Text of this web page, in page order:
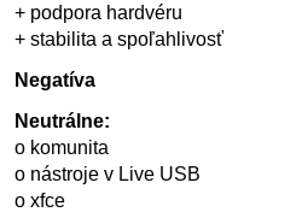
+ podpora hardvéru
+ stabilita a spoľahlivosť
Negatíva
Neutrálne:
o komunita
o nástroje v Live USB
o xfce